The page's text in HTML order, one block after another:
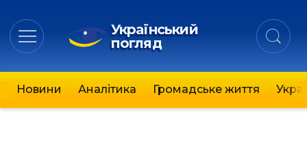
Український
погляд
Новини Аналітика Громадське життя